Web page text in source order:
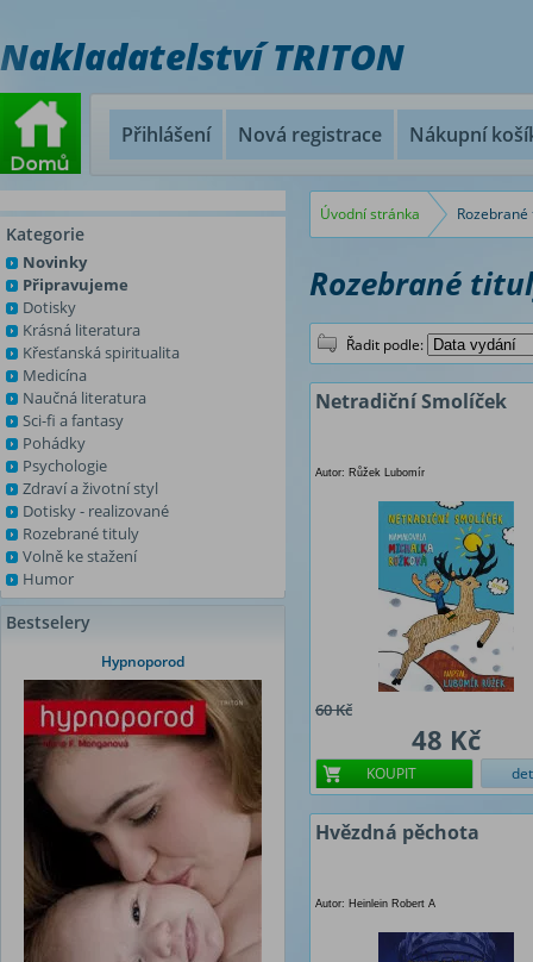
Nakladatelství TRITON
Přihlášení Nová registrace Nákupní
Kategorie
Novinky
Připravujeme
Dotisky
Krásná literatura
Křesťanská spiritualita
Medicína
Naučná literatura
Sci-fi a fantasy
Pohádky
Psychologie
Zdraví a životní styl
Dotisky - realizované
Rozebrané tituly
Volně ke stažení
Humor
Bestselery
Hypnoporod
Úvodní stránka
Rozebrané
Řadit podle:
Netradiční Smolíček
Autor: Růžek Lubomír
60 Kč
48 Kč
KOUPIT
Hvězdná pěchota
Autor: Heinlein Robert A